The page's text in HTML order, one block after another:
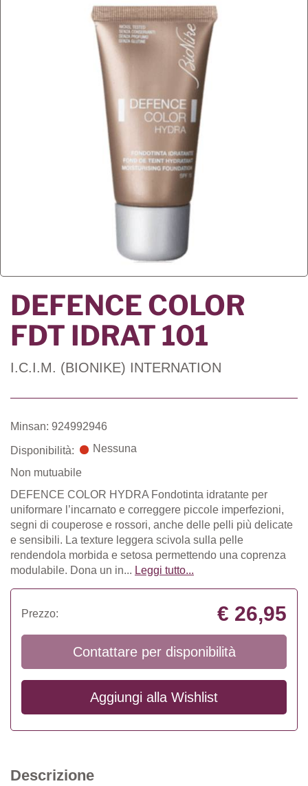
DEFENCE COLOR
FDT IDRAT 101
I.C.I.M. (BIONIKE) INTERNATION
Minsan: 924992946
Disponibilità: Nessuna
Non mutuabile
DEFENCE COLOR HYDRA Fondotinta idratante per
uniformare l’incarnato e correggere piccole imperfezioni,
segni di couperose e rossori, anche delle pelli più delicate
e sensibili. La texture leggera scivola sulla pelle
rendendola morbida e setosa permettendo una coprenza
modulabile. Dona un in... Leggi tutto...
Prezzo: € 26,95
Contattare per disponibilità
Aggiungi alla Wishlist
Descrizione